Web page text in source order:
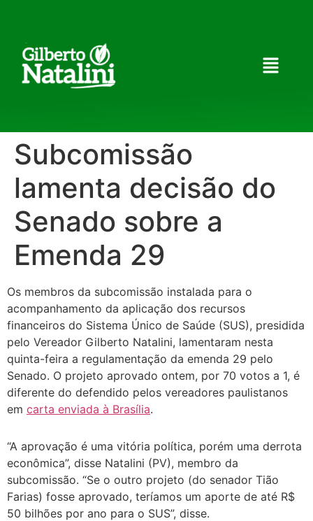
Subcomissão
lamenta decisão do
Senado sobre a
Emenda 29
Os membros da subcomissão instalada para o
acompanhamento da aplicação dos recursos
financeiros do Sistema Único de Saúde (SUS), presidida
pelo Vereador Gilberto Natalini, lamentaram nesta
quinta-feira a regulamentação da emenda 29 pelo
Senado. O projeto aprovado ontem, por 70 votos a 1, é
diferente do defendido pelos vereadores paulistanos
em carta enviada à Brasília.
“A aprovação é uma vitória política, porém uma derrota
econômica”, disse Natalini (PV), membro da
subcomissão. “Se o outro projeto (do senador Tião
Farias) fosse aprovado, teríamos um aporte de até R$
50 bilhões por ano para o SUS”, disse.